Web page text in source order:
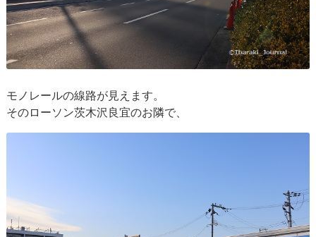
モノレールの線路が見えます。
そのローソン茨木沢良宜のお隣で、